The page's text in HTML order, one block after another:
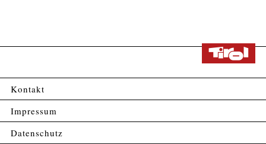
Kontakt
Impressum
Datenschutz